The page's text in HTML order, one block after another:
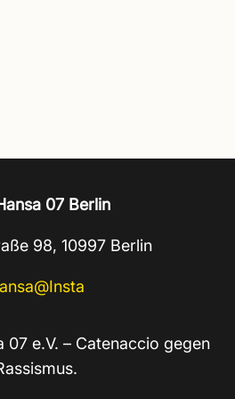
07 Berlin
98, 10997 Berlin
07 e.V. – Catenaccio gegen